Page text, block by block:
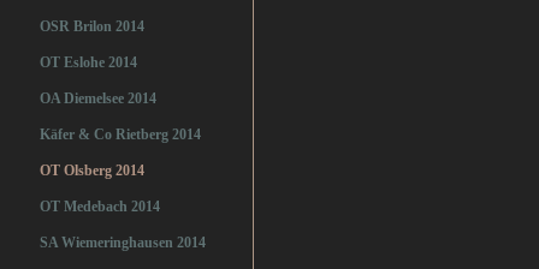
OSR Brilon 2014
OT Eslohe 2014
OA Diemelsee 2014
Käfer & Co Rietberg 2014
OT Olsberg 2014
OT Medebach 2014
SA Wiemeringhausen 2014